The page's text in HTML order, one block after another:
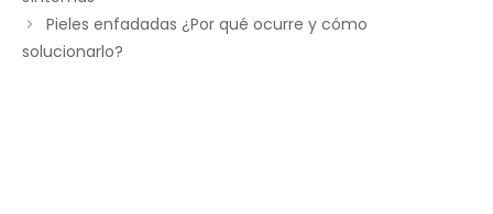
Pieles enfadadas ¿Por qué ocurre y cómo
solucionarlo?